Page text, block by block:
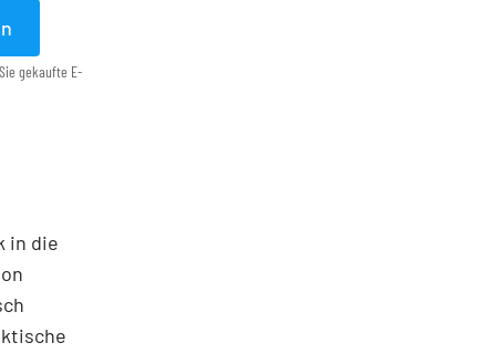
gekaufte E-
in die